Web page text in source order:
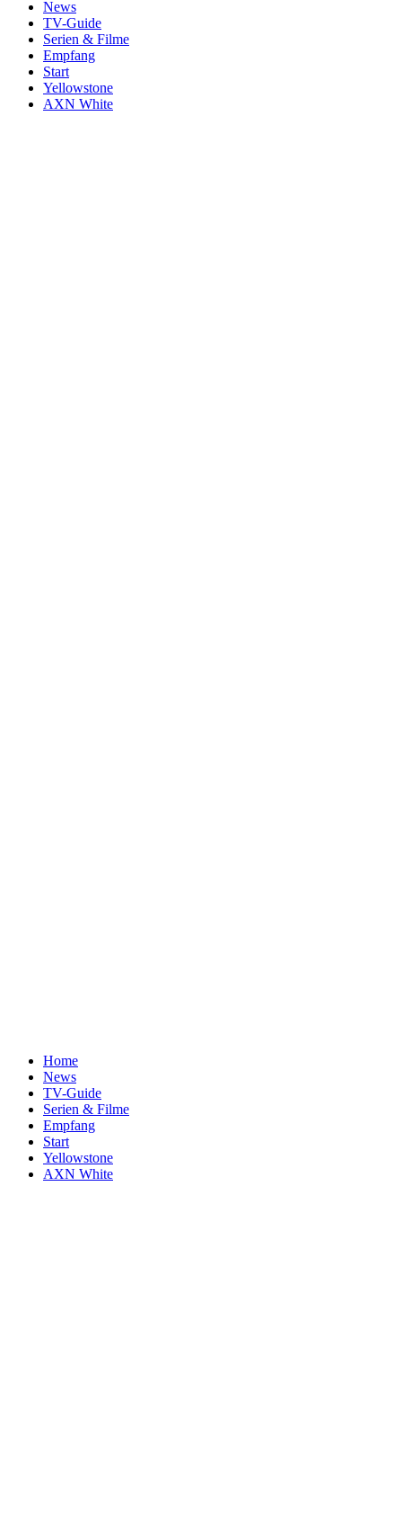
News
TV-Guide
Serien & Filme
Empfang
Start
Yellowstone
AXN White
Home
News
TV-Guide
Serien & Filme
Empfang
Start
Yellowstone
AXN White